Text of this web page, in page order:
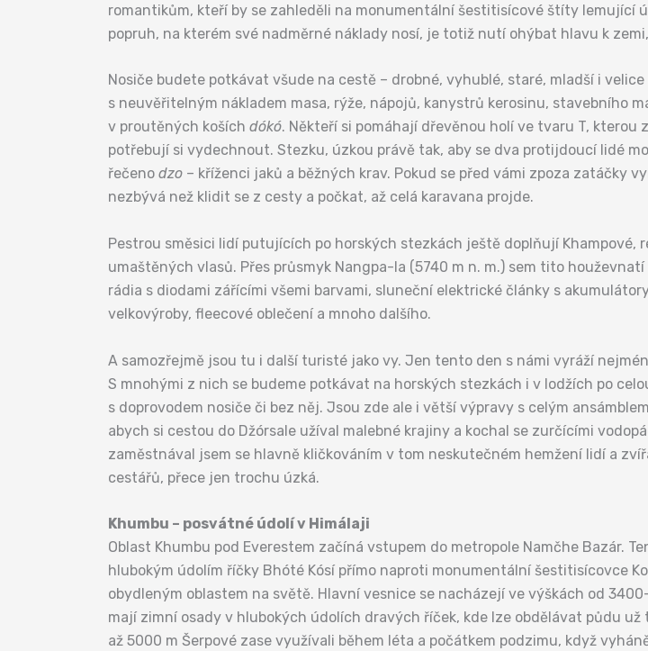
romantikům, kteří by se zahleděli na monumentální šestitisícové štíty lemující
popruh, na kterém své nadměrné náklady nosí, je totiž nutí ohýbat hlavu k
Nosiče budete potkávat všude na cestě – drobné, vyhublé, staré, mladší i
s neuvěřitelným nákladem masa, rýže, nápojů, kanystrů kerosinu, stavebního
v proutěných koších dókó. Někteří si pomáhají dřevěnou holí ve tvaru T, kterou
potřebují si vydechnout. Stezku, úzkou právě tak, aby se dva protijdoucí lidé
řečeno dzo – kříženci jaků a běžných krav. Pokud se před vámi zpoza zatáčky
nezbývá než klidit se z cesty a počkat, až celá karavana projde.
Pestrou směsici lidí putujících po horských stezkách ještě doplňují Khampové,
umaštěných vlasů. Přes průsmyk Nangpa-la (5740 m n. m.) sem tito
rádia s diodami zářícími všemi barvami, sluneční elektrické články s
velkovýroby, fleecové oblečení a mnoho dalšího.
A samozřejmě jsou tu i další turisté jako vy. Jen tento den s námi vyráží
S mnohými z nich se budeme potkávat na horských stezkách i v lodžích po
s doprovodem nosiče či bez něj. Jsou zde ale i větší výpravy s celým
abych si cestou do Džórsale užíval malebné krajiny a kochal se zurčícími
zaměstnával jsem se hlavně kličkováním v tom neskutečném hemžení lidí a
cestářů, přece jen trochu úzká.
Khumbu – posvátné údolí v Himálaji
Oblast Khumbu pod Everestem začíná vstupem do metropole Namčhe Bazár.
hlubokým údolím říčky Bhóté Kósí přímo naproti monumentální šestitisícovce
obydleným oblastem na světě. Hlavní vesnice se nacházejí ve výškách od
mají zimní osady v hlubokých údolích dravých říček, kde lze obdělávat půdu
až 5000 m Šerpové zase využívali během léta a počátkem podzimu, když